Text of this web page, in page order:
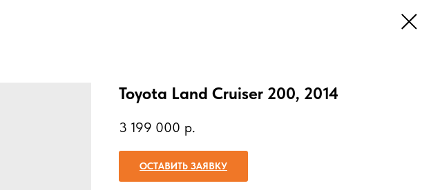
Toyota Land Cruiser 200, 2014
3 199 000 р.
ОСТАВИТЬ ЗАЯВКУ